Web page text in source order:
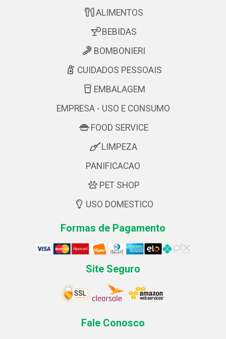
ALIMENTOS
BEBIDAS
BOMBONIERI
CUIDADOS PESSOAIS
EMBALAGEM
EMPRESA - USO E CONSUMO
FOOD SERVICE
LIMPEZA
PANIFICACAO
PET SHOP
USO DOMESTICO
Formas de Pagamento
Site Seguro
Fale Conosco